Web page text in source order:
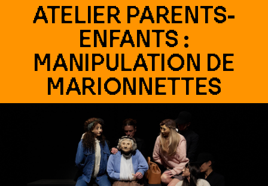
ATELIER PARENTS-
ENFANTS :
MANIPULATION DE
MARIONNETTES